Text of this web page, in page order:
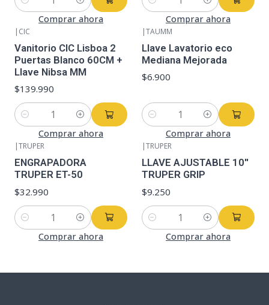
Cantidad
Comprar ahora
Cantidad
Comprar ahora
| CIC
Vanitorio CIC Lisboa 2
Puertas Blanco 60CM +
Llave Nibsa MM
$139.990
Cantidad
Comprar ahora
|TAUMM
Llave Lavatorio eco
Mediana Mejorada
$6.900
Cantidad
Comprar ahora
|TRUPER
ENGRAPADORA
TRUPER ET-50
$32.990
Cantidad
Comprar ahora
|TRUPER
LLAVE AJUSTABLE 10''
TRUPER GRIP
$9.250
Cantidad
Comprar ahora